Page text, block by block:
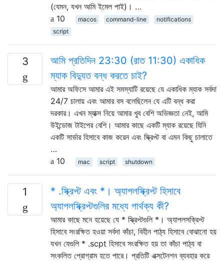
(যেমন, যখন আমি ইমেল পাই)। …
10
macos command-line
notifications
script
3
আমি প্রতিদিন 23:30 (রাত 11:30) একাধিক
ম্যাক বিদ্যুত বন্ধ করতে চাই?
আমার অফিসে আমার এই সমস্যাটি রয়েছে যে একাধিক ম্যাক সর্বদা
24/7 চালায় এবং আমার বস বলেছিলেন যে এটি বন্ধ করা
দরকার। এখন ম্যাক্স নিয়ে আমার খুব বেশি অভিজ্ঞতা নেই, আমি
উইন্ডোজ টাইপের বেশি। আমার কাছে একটি ম্যাক রয়েছে যিনি
একটি সার্ভার হিসাবে কাজ করেন এবং স্ক্রিপ্ট বা এমন কিছু চালাতে
…
10
mac script shutdown
1
* .স্ক্রিপ্ট এবং *। অ্যাপলস্ক্রিপ্ট হিসাবে
অ্যাপলস্ক্রিপ্টগুলির মধ্যে পার্থক্য কী?
আমার কাছে মনে হয়েছে যে * স্ক্রিপ্টগুলি *। অ্যাপলসক্রিপ্ট
হিসাবে সংরক্ষিত হওয়া সর্বদা কাঁচা, বিহীন পাঠ্য হিসাবে বোঝানো হয়
যখন যেগুলি * .scpt হিসাবে সংরক্ষিত হয় তা কাঁচা পাঠ্য বা
সংকলিত প্রোগ্রাম হতে পারে। প্রতিটি এক্সটেনশন ব্যবহার করে